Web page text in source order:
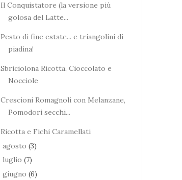
Il Conquistatore (la versione più
golosa del Latte...
Pesto di fine estate... e triangolini di
piadina!
Sbriciolona Ricotta, Cioccolato e
Nocciole
Crescioni Romagnoli con Melanzane,
Pomodori secchi...
Ricotta e Fichi Caramellati
agosto (3)
luglio (7)
giugno (6)